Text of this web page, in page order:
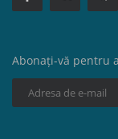
Abonați-vă pentru